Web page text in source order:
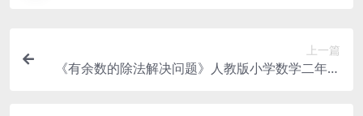
上一篇
《有余数的除法解决问题》人教版小学数学二年级